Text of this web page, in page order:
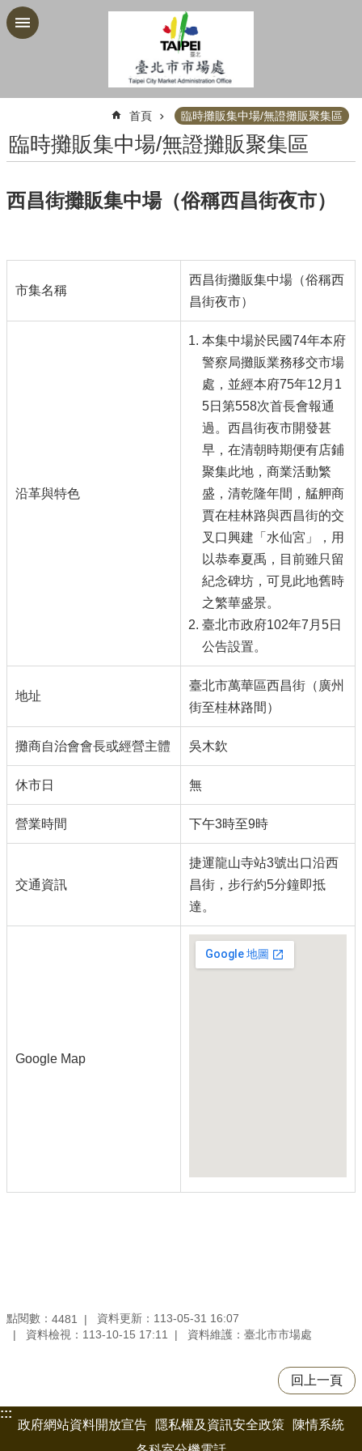
跳到主要內容區塊
首頁 臨時攤販集中場/無證攤販聚集區
臨時攤販集中場/無證攤販聚集區
西昌街攤販集中場（俗稱西昌街夜市）
市集名稱
西昌街攤販集中場（俗稱西
昌街夜市）
沿革與特色
本集中場於民國74年本府
警察局攤販業務移交市場
處，並經本府75年12月1
5日第558次首長會報通
過。西昌街夜市開發甚
早，在清朝時期便有店鋪
聚集此地，商業活動繁
盛，清乾隆年間，艋舺商
賈在桂林路與西昌街的交
叉口興建「水仙宮」，用
以恭奉夏禹，目前雖只留
紀念碑坊，可見此地舊時
之繁華盛景。
臺北市政府102年7月5日
公告設置。
地址
臺北市萬華區西昌街（廣州
街至桂林路間）
攤商自治會會長或經營主體 吳木欽
休市日 無
營業時間 下午3時至9時
交通資訊
捷運龍山寺站3號出口沿西
昌街，步行約5分鐘即抵
達。
Google Map
點閱數： 4481
資料更新：113-05-31 16:07
資料檢視：113-10-15 17:11
資料維護：臺北市市場處
回上一頁
:::
政府網站資料開放宣告
隱私權及資訊安全政策
陳情系統